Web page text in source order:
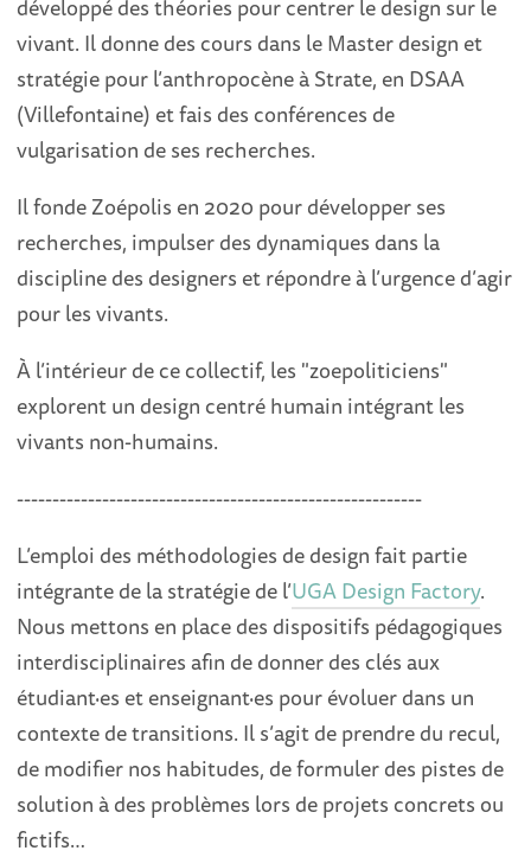
développé des théories pour centrer le design sur le
vivant. Il donne des cours dans le Master design et
stratégie pour l’anthropocène à Strate, en DSAA
(Villefontaine) et fais des conférences de
vulgarisation de ses recherches.
Il fonde Zoépolis en 2020 pour développer ses
recherches, impulser des dynamiques dans la
discipline des designers et répondre à l’urgence d’agir
pour les vivants.
À l’intérieur de ce collectif, les "zoepoliticiens"
explorent un design centré humain intégrant les
vivants non-humains.
---------------------------------------------------------
L’emploi des méthodologies de design fait partie
intégrante de la stratégie de l’UGA Design Factory.
Nous mettons en place des dispositifs pédagogiques
interdisciplinaires afin de donner des clés aux
étudiant·es et enseignant·es pour évoluer dans un
contexte de transitions. Il s’agit de prendre du recul,
de modifier nos habitudes, de formuler des pistes de
solution à des problèmes lors de projets concrets ou
fictifs…